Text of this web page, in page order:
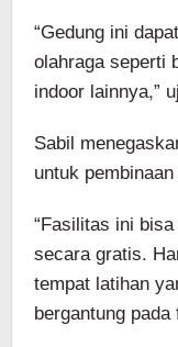
“Gedung ini
olahraga seperti
indoor lainnya,”
Sabil
untuk
“Fasilitas ini
secara gratis.
tempat latihan
bergantung